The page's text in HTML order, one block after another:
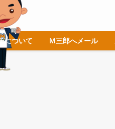
について Ｍ三郎へメール